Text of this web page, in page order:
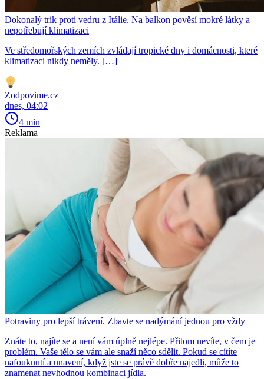
Dokonalý trik proti vedru z Itálie. Na balkon pověsí mokré látky a
nepotřebují klimatizaci
Ve středomořských zemích zvládají tropické dny i domácnosti, které
klimatizaci nikdy neměly. […]
Zodpovime.cz
dnes, 04:02
4 min
Reklama
Potraviny pro lepší trávení. Zbavte se nadýmání jednou pro vždy
Znáte to, najíte se a není vám úplně nejlépe. Přitom nevíte, v čem je
problém. Vaše tělo se vám ale snaží něco sdělit. Pokud se cítíte
nafouknutí a unavení, když jste se právě dobře najedli, může to
znamenat nevhodnou kombinaci jídla.